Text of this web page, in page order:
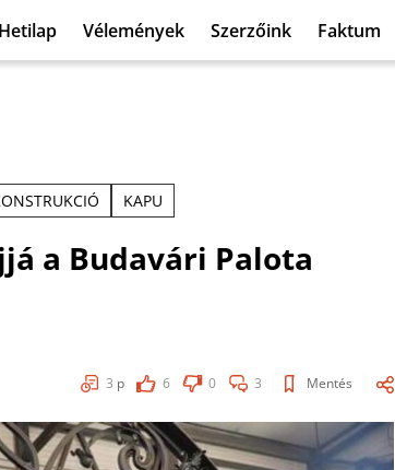
Hetilap Vélemények Szerzőink Faktum
KAPU
a Budavári Palota
3 p 6 0 3 Mentés